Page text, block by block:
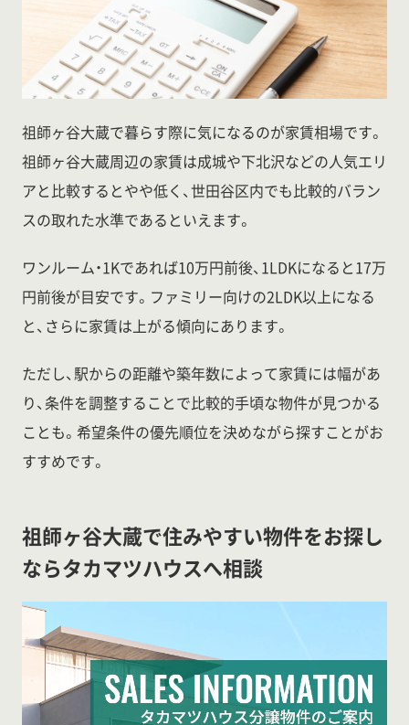
祖師ヶ谷大蔵で暮らす際に気になるのが家賃相場です。
祖師ヶ谷大蔵周辺の家賃は成城や下北沢などの人気エリ
アと比較するとやや低く、世田谷区内でも比較的バラン
スの取れた水準であるといえます。
ワンルーム・1Kであれば10万円前後、1LDKになると17万
円前後が目安です。ファミリー向けの2LDK以上になる
と、さらに家賃は上がる傾向にあります。
ただし、駅からの距離や築年数によって家賃には幅があ
り、条件を調整することで比較的手頃な物件が見つかる
ことも。希望条件の優先順位を決めながら探すことがお
すすめです。
祖師ヶ谷大蔵で住みやすい物件をお探し
ならタカマツハウスへ相談